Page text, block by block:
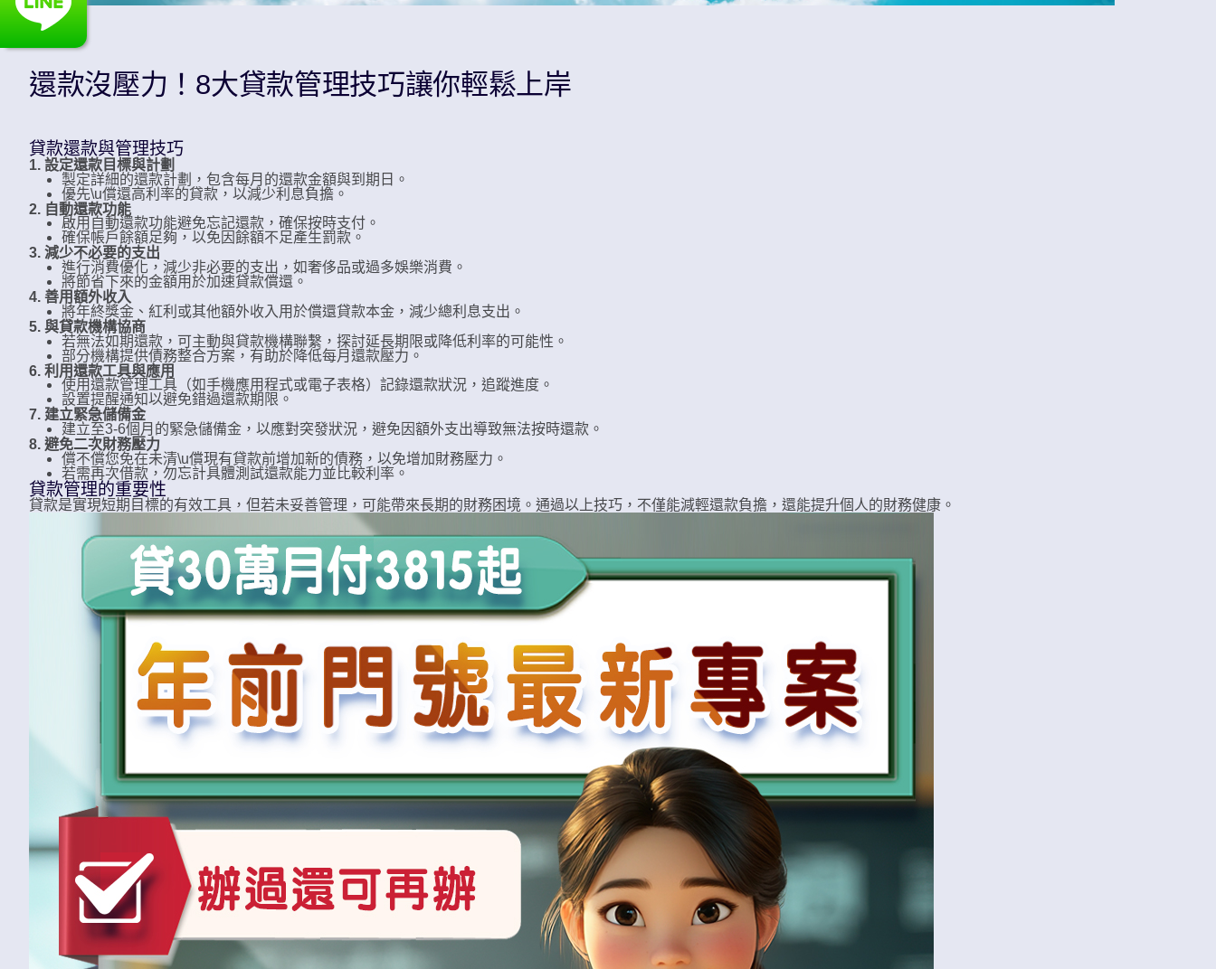
還款沒壓力！8大貸款管理技巧讓你輕鬆上岸
貸款還款與管理技巧
1. 設定還款目標與計劃
製定詳細的還款計劃，包含每月的還款金額與到期日。
優先\u償還高利率的貸款，以減少利息負擔。
2. 自動還款功能
啟用自動還款功能避免忘記還款，確保按時支付。
確保帳戶餘額足夠，以免因餘額不足產生罰款。
3. 減少不必要的支出
進行消費優化，減少非必要的支出，如奢侈品或過多娛樂消費。
將節省下來的金額用於加速貸款償還。
4. 善用額外收入
將年終獎金、紅利或其他額外收入用於償還貸款本金，減少總利息支出。
5. 與貸款機構協商
若無法如期還款，可主動與貸款機構聯繫，探討延長期限或降低利率的可能性。
部分機構提供債務整合方案，有助於降低每月還款壓力。
6. 利用還款工具與應用
使用還款管理工具（如手機應用程式或電子表格）記錄還款狀況，追蹤進度。
設置提醒通知以避免錯過還款期限。
7. 建立緊急儲備金
建立至3-6個月的緊急儲備金，以應對突發狀況，避免因額外支出導致無法按時還款。
8. 避免二次財務壓力
償不償您免在未清\u償現有貸款前增加新的債務，以免增加財務壓力。
若需再次借款，勿忘計具體測試還款能力並比較利率。
貸款管理的重要性
貸款是實現短期目標的有效工具，但若未妥善管理，可能帶來長期的財務困境。通過以上技巧，不僅能減輕還款負擔，還能提升個人的財務健康。